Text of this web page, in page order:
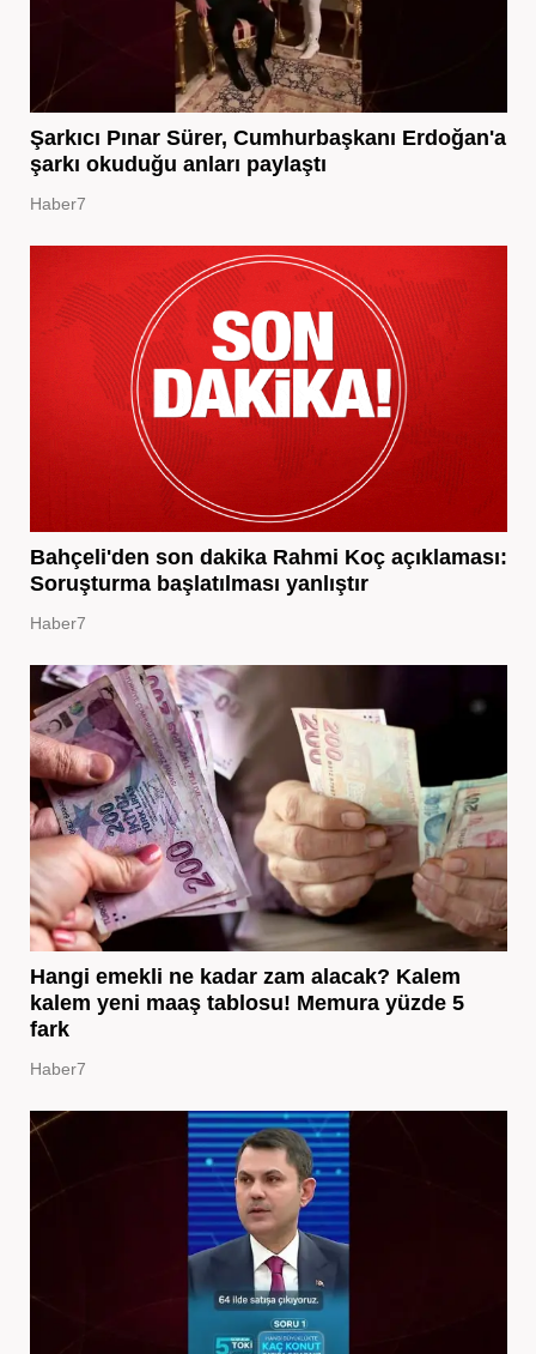
Şarkıcı Pınar Sürer, Cumhurbaşkanı Erdoğan'a
şarkı okuduğu anları paylaştı
Haber7
Bahçeli'den son dakika Rahmi Koç açıklaması:
Soruşturma başlatılması yanlıştır
Haber7
Hangi emekli ne kadar zam alacak? Kalem
kalem yeni maaş tablosu! Memura yüzde 5
fark
Haber7